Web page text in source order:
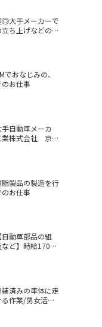
◎大手メーカーで
ち上げなどの生
でおなじみの、
お仕事
手自動車メーカ
業株式会社 京都
脂製品の製造を行
お仕事
自動車部品の組
ど】時給1700
装済みの車体に走
作業/男女活躍